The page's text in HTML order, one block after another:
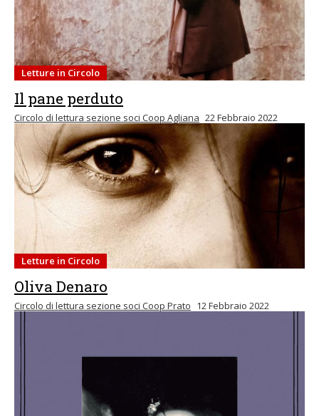
Letture in Circolo
Il pane perduto
Circolo di lettura sezione soci Coop Agliana 22 Febbraio 2022
Letture in Circolo
Oliva Denaro
Circolo di lettura sezione soci Coop Prato 12 Febbraio 2022